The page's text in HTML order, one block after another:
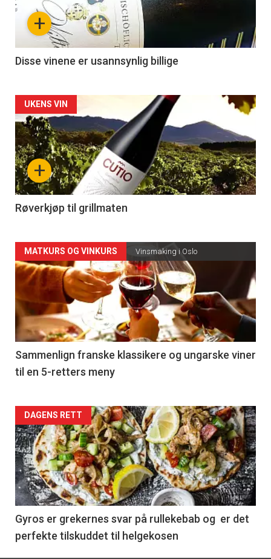
nå
3
+
Disse vinene er usannsynlig billige
Forsiden
akkurat
nå
-
4
+
UKENS VIN
Røverkjøp til grillmaten
Forsiden
akkurat
nå
-
5
MATKURS OG VINKURS Vinsmaking i Oslo
Sammenlign franske klassikere og ungarske viner
til en 5-retters meny
Forsiden
akkurat
nå
-
6
DAGENS RETT
Gyros er grekernes svar på rullekebab og er det
perfekte tilskuddet til helgekosen